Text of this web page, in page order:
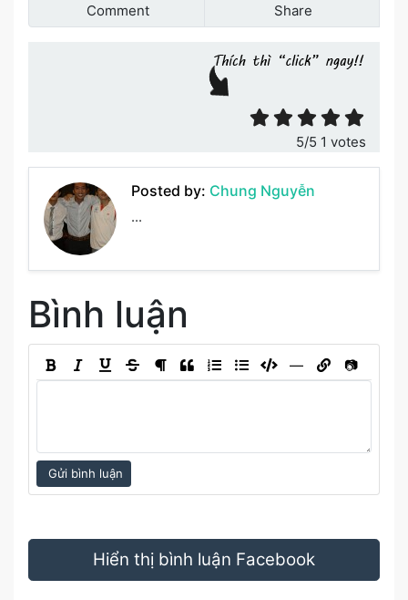
Comment Share
Đánh giá bài viết
5/5 1 votes
Posted by: Chung Nguyễn
...
Bình luận
― 📷
Gửi bình luận
Hiển thị bình luận Facebook